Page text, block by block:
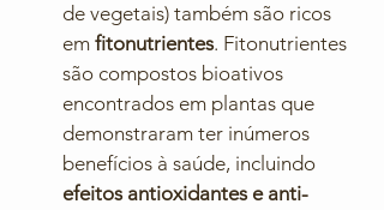
de vegetais) também são ricos
em fitonutrientes. Fitonutrientes
são compostos bioativos
encontrados em plantas que
demonstraram ter inúmeros
benefícios à saúde, incluindo
efeitos antioxidantes e anti-